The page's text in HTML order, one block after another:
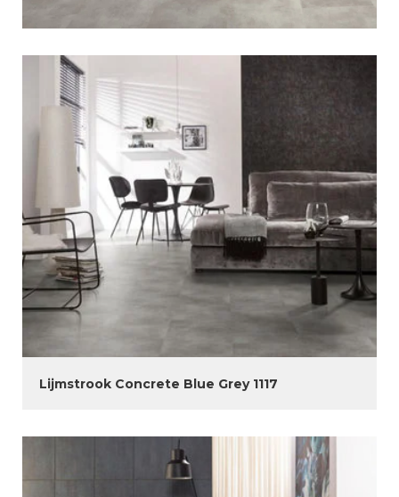
Lijmstrook Concrete Blue Grey 1117